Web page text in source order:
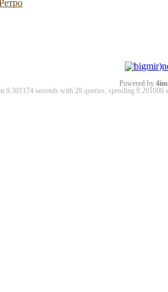
Powered by
in 0.301174 seconds with 28 queries, spending